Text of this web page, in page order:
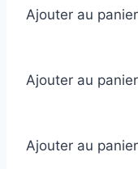
Ajouter au panier
Ajouter au panier
Ajouter au panier